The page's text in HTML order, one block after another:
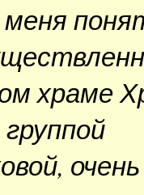
меня
храме